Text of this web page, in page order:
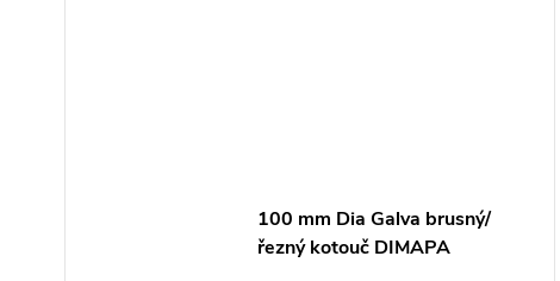
100 mm Dia Galva brusný/
řezný kotouč DIMAPA